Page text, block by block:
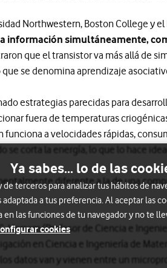
Northwestern, Boston College y
información simultáneamente,
que el transistor va más allá de
se denomina aprendizaje
estrategias parecidas para
fuera de temperaturas
a velocidades rápidas,
corta la energía, lo que lo hace
diferente a la de una
Hersam (Profesor de Ciencia e
en Ciencia e Ingeniería de
datos van y vienen entre un
Ya sabes... lo de las
de terceros para analizar tus hábitos de
a tus preferencia. Al aceptar las
las funciones de tu navegador y no te
cookies